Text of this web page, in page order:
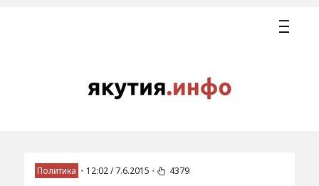
Политика • 12:02 / 7.6.2015 • 4379